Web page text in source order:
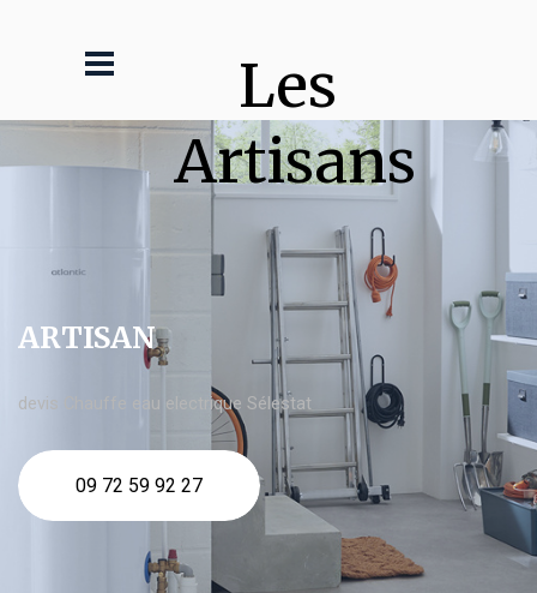
Les
Artisans
ARTISAN
devis Chauffe eau electrique Sélestat
09 72 59 92 27